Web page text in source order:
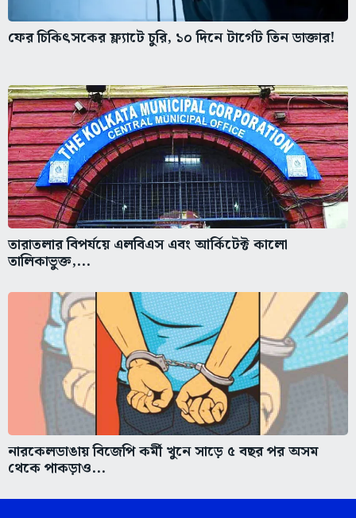
ফের চিকিৎসকের ফ্ল্যাটে চুরি, ১০ দিনে টার্গেট তিন ডাক্তার!
তারাতলার বিপর্যয়ে এলবিএস এবং আর্কিটেক্ট কালো
তালিকাভুক্ত,...
নারকেলডাঙায় বিজেপি কর্মী খুনে সাড়ে ৫ বছর পর অসম
থেকে পাকড়াও...